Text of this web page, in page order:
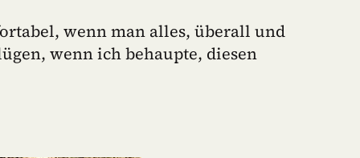
wenn man alles, überall und
wenn ich behaupte, diesen